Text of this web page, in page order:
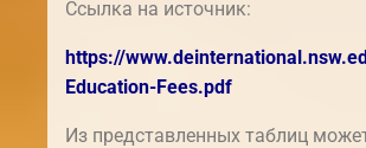
Cсылка на источник:
https://
Education-Fees.pdf
Из представленных таблиц